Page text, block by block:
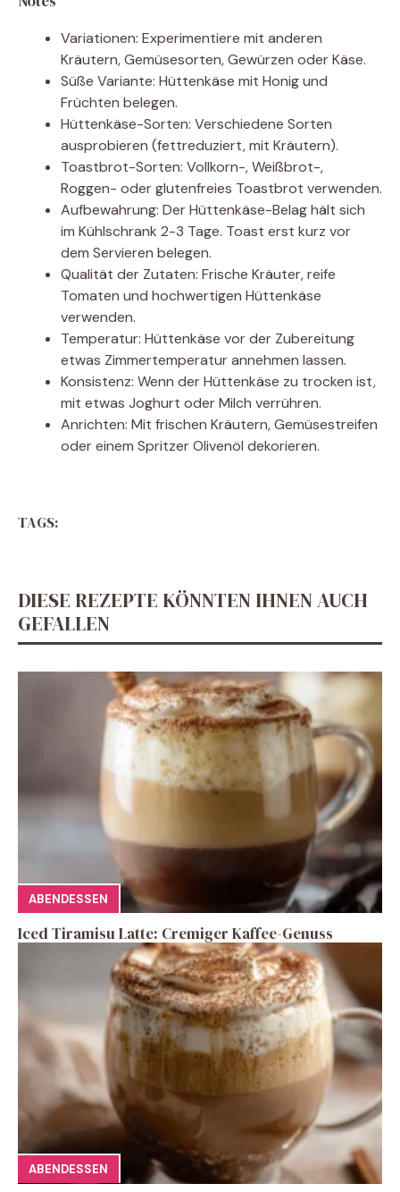
Variationen: Experimentiere mit anderen
Kräutern, Gemüsesorten, Gewürzen oder Käse.
Süße Variante: Hüttenkäse mit Honig und
Früchten belegen.
Hüttenkäse-Sorten: Verschiedene Sorten
ausprobieren (fettreduziert, mit Kräutern).
Toastbrot-Sorten: Vollkorn-, Weißbrot-,
Roggen- oder glutenfreies Toastbrot verwenden.
Aufbewahrung: Der Hüttenkäse-Belag hält sich
im Kühlschrank 2-3 Tage. Toast erst kurz vor
dem Servieren belegen.
Qualität der Zutaten: Frische Kräuter, reife
Tomaten und hochwertigen Hüttenkäse
verwenden.
Temperatur: Hüttenkäse vor der Zubereitung
etwas Zimmertemperatur annehmen lassen.
Konsistenz: Wenn der Hüttenkäse zu trocken ist,
mit etwas Joghurt oder Milch verrühren.
Anrichten: Mit frischen Kräutern, Gemüsestreifen
oder einem Spritzer Olivenöl dekorieren.
TAGS:
DIESE REZEPTE KÖNNTEN IHNEN AUCH
GEFALLEN
ABENDESSEN
Iced Tiramisu Latte: Cremiger Kaffee-Genuss
ABENDESSEN